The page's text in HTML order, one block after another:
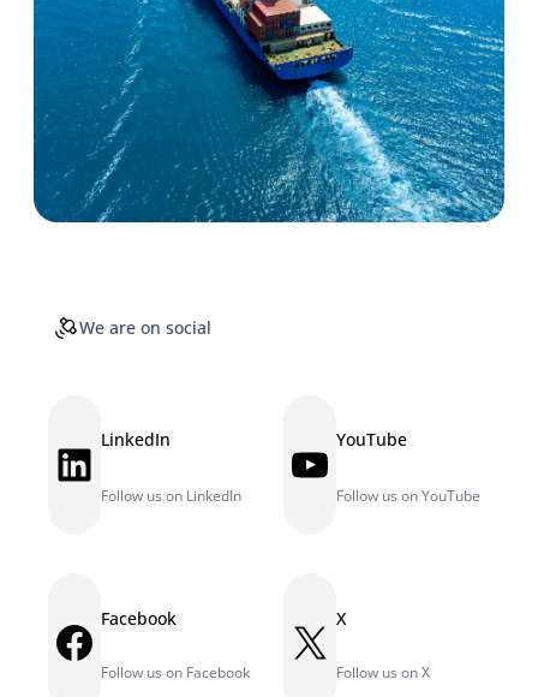
We are on social
LinkedIn LinkedIn
Follow us on LinkedIn
YouTube YouTube
Follow us on YouTube
Facebook Facebook
Follow us on Facebook
X X
Follow us on X